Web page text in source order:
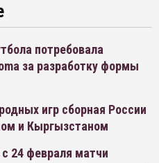
потребовала
за разработку формы
игр сборная России
и Кыргызстаном
24 февраля матчи